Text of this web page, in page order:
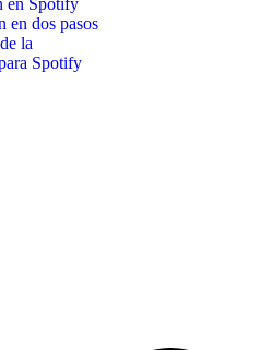
en Spotify
en dos pasos
la
Spotify